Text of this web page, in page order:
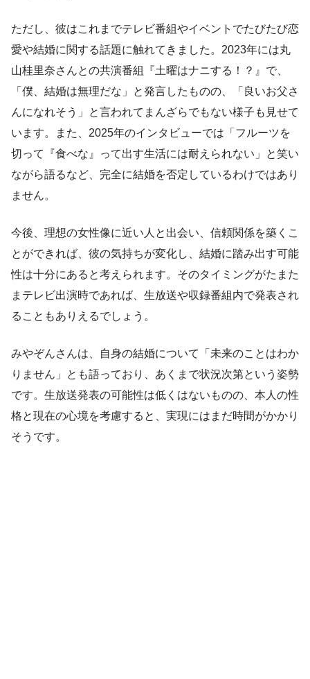
ただし、彼はこれまでテレビ番組やイベントでたびたび恋
愛や結婚に関する話題に触れてきました。2023年には丸
山桂里奈さんとの共演番組『土曜はナニする！？』で、
「僕、結婚は無理だな」と発言したものの、「良いお父さ
んになれそう」と言われてまんざらでもない様子も見せて
います。また、2025年のインタビューでは「フルーツを
切って『食べな』って出す生活には耐えられない」と笑い
ながら語るなど、完全に結婚を否定しているわけではあり
ません。
今後、理想の女性像に近い人と出会い、信頼関係を築くこ
とができれば、彼の気持ちが変化し、結婚に踏み出す可能
性は十分にあると考えられます。そのタイミングがたまた
まテレビ出演時であれば、生放送や収録番組内で発表され
ることもありえるでしょう。
みやぞんさんは、自身の結婚について「未来のことはわか
りません」とも語っており、あくまで状況次第という姿勢
です。生放送発表の可能性は低くはないものの、本人の性
格と現在の心境を考慮すると、実現にはまだ時間がかかり
そうです。